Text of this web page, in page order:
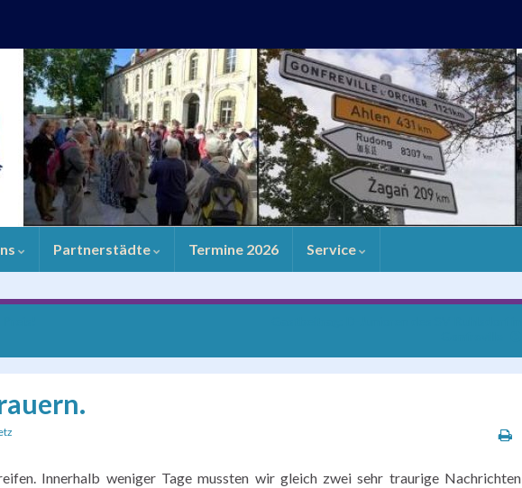
Partnerstädte Termine 2026 Service
Innerhalb weniger Tage mussten wir gleich zwei sehr traurige Nachrichten